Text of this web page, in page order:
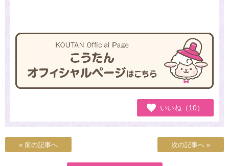
いいね（10）
« 前の記事へ 次の記事へ »